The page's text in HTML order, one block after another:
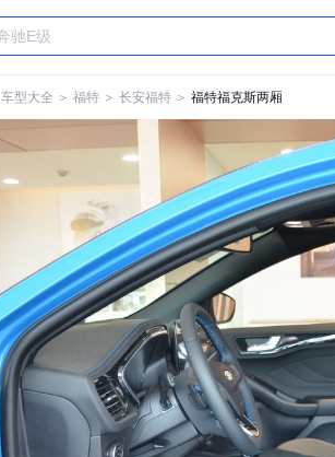
车型大全 ＞ 福特 ＞ 长安福特 ＞ 福特福克斯两厢